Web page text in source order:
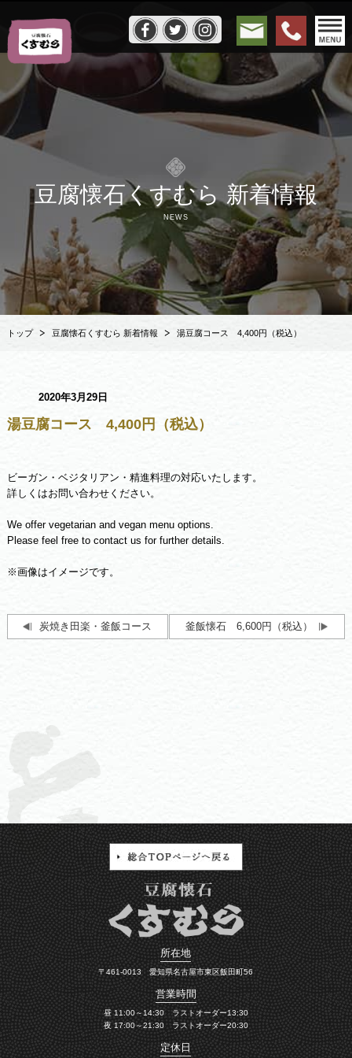
豆腐懐石くすむら 新着情報
NEWS
トップ 豆腐懐石くすむら 新着情報 湯豆腐コース 4,400円（税込）
2020年3月29日
湯豆腐コース 4,400円（税込）
ビーガン・ベジタリアン・精進料理の対応いたします。
詳しくはお問い合わせください。
We offer vegetarian and vegan menu options.
Please feel free to contact us for further details.
※画像はイメージです。
炭焼き田楽・釜飯コース 釜飯懐石 6,600円（税込）
所在地
〒461-0013 愛知県名古屋市東区飯田町56
営業時間
昼 11:00～14:30 ラストオーダー13:30
夜 17:00～21:30 ラストオーダー20:30
定休日